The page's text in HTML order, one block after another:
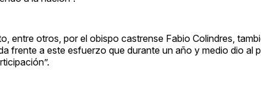
entre otros, por el obispo castrense Fabio Colindres,
frente a este esfuerzo que durante un año y medio dio al